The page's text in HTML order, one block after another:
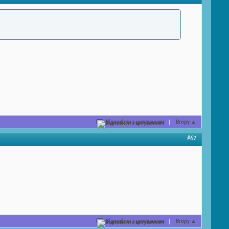
Відповісти з цитуванням Вгору ▲
#67
Відповісти з цитуванням Вгору ▲